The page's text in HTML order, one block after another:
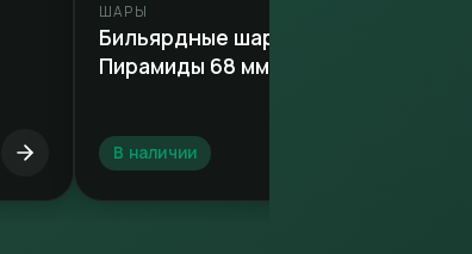
ШАРЫ
Бильярдные шары для
Пирамиды 68 мм
В наличии